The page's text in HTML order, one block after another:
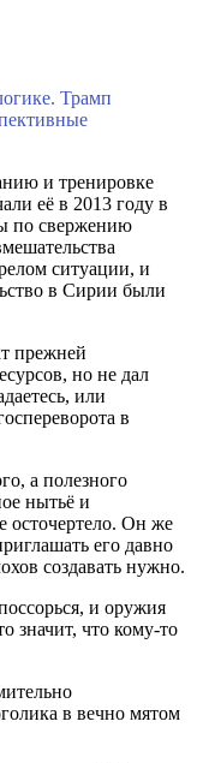
Трамп
и тренировке
её в 2013 году в
по свержению
ситуации, и
в Сирии были
прежней
но не дал
или
в
а полезного
нытьё и
осточертело. Он же
его давно
создавать нужно.
и оружия
значит, что кому-то
в вечно мятом